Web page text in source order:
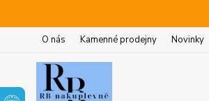
O nás Kamenné prodejny Novinky